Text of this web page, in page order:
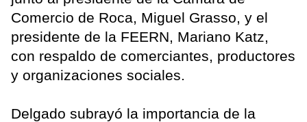
Comercio de Roca, Miguel Grasso, y el
presidente de la FEERN, Mariano Katz,
con respaldo de comerciantes, productores
y organizaciones sociales.
Delgado subrayó la importancia de la